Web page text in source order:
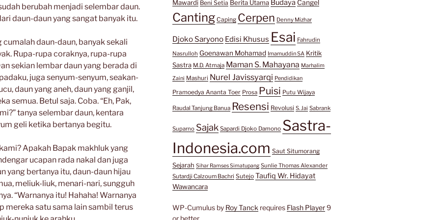
berubah menjadi selembar daun.
daun-daun yang sangat banyak itu.
daun-daun, banyak sekali
Rupa-rupa coraknya, rupa-rupa
sekian lembar daun yang berada di
juga senyum-senyum, seakan-
daun yang aneh, daun yang ganjil,
semua. Betul saja. Coba. “Eh, Pak,
tanya selembar daun, kentara
geli ketika bertanya begitu.
Apakah Bapak makhluk yang
ucapan rada nakal dan juga
yang bertanya itu, daun-daun hijau
meliuk-liuk, menari-nari, sungguh
“Warnanya itu! Hahaha! Warnanya
mereka satu sama lain sambil terus
Mawardi Beni Setia Berita Utama Budaya Cangel
Canting Caping Cerpen Denny Mizhar
Djoko Saryono Edisi Khusus Esai Fahrudin
Nasrulloh Goenawan Mohamad Imamuddin SA Kritik
Sastra M.D. Atmaja Maman S. Mahayana Marhalim
Zaini Mashuri Nurel Javissyarqi Pendidikan
Pramoedya Ananta Toer Prosa Puisi Putu Wijaya
Raudal Tanjung Banua Resensi Revolusi S. Jai Sabrank
Suparno Sajak Sapardi Djoko Damono Sastra-
Indonesia.com Saut Situmorang
Sejarah Sihar Ramses Simatupang Sunlie Thomas Alexander
Sutardji Calzoum Bachri Sutejo Taufiq Wr. Hidayat
Wawancara
WP-Cumulus by Roy Tanck requires Flash Player9